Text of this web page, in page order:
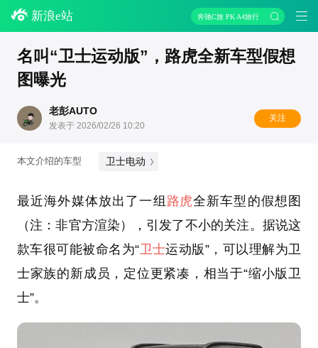
新浪e站 奔驰C旅 PK A4旅行
名叫“卫士运动版”，路虎全新车型假想
图曝光
老彭AUTO
发表于 2026/02/26 10:20
关注
本文介绍的车型 卫士电动
最近海外媒体放出了一组 路虎全新车型的假想图
（注：非官方渲染），引发了不小的关注。据说这
款车很可能被命名为“卫士运动版”，可以理解为卫
士家族的新成员，定位更紧凑，相当于“缩小版卫
士”。